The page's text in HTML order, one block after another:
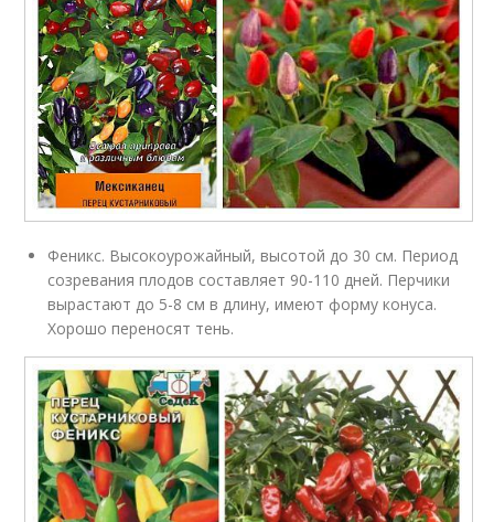
Феникс. Высокоурожайный, высотой до 30 см. Период
созревания плодов составляет 90-110 дней. Перчики
вырастают до 5-8 см в длину, имеют форму конуса.
Хорошо переносят тень.